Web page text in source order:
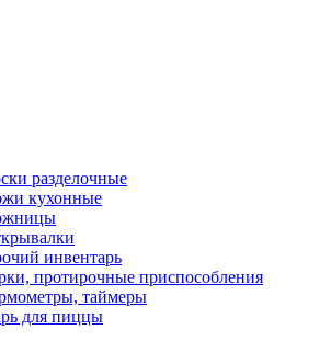
разделочные
кухонные
инвентарь
протирочные приспособления
таймеры
для пиццы